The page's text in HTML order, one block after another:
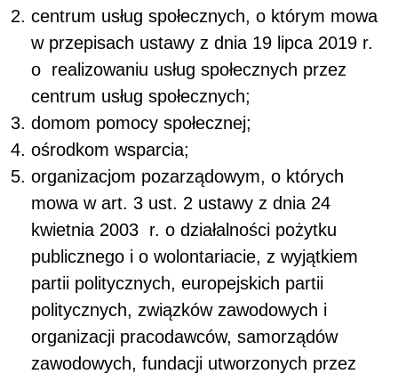
centrum usług społecznych, o którym mowa
w przepisach ustawy z dnia 19 lipca 2019 r.
o realizowaniu usług społecznych przez
centrum usług społecznych;
domom pomocy społecznej;
ośrodkom wsparcia;
organizacjom pozarządowym, o których
mowa w art. 3 ust. 2 ustawy z dnia 24
kwietnia 2003 r. o działalności pożytku
publicznego i o wolontariacie, z wyjątkiem
partii politycznych, europejskich partii
politycznych, związków zawodowych i
organizacji pracodawców, samorządów
zawodowych, fundacji utworzonych przez